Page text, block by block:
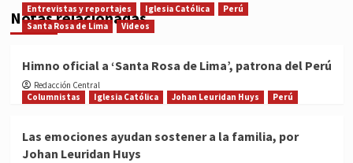
Notas relacionadas
Entrevistas y reportajes Iglesia Católica
Perú
Santa Rosa de Lima
Videos
Himno oficial a ‘Santa Rosa de Lima’, patrona del Perú
Redacción Central
Columnistas
Iglesia Católica Johan Leuridan Huys Perú
Las emociones ayudan sostener a la familia, por
Johan Leuridan Huys